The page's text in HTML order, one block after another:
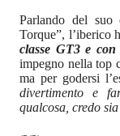
Parlando del suo
Torque”, l’iberico
classe GT3 e con
impegno nella top
ma per godersi
divertimento e
qualcosa, credo